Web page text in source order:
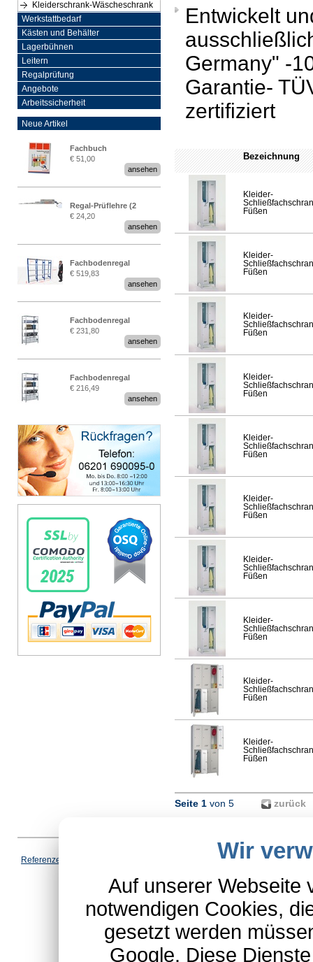
Kleiderschrank-Wäscheschrank
Werkstattbedarf
Kästen und Behälter
Lagerbühnen
Leitern
Regalprüfung
Angebote
Arbeitssicherheit
Neue Artikel
Fachbuch
„Regalprüfung nach DIN
€ 51,00
ansehen
Regal-Prüflehre (2
Stück)
€ 24,20
ansehen
Fachbodenregal
Stecksystem MultiPlus
2,25 Meter breit
€ 519,83
ansehen
Fachbodenregal
Stecksystem MultiPlus
€ 231,80
ansehen
Fachbodenregal
Stecksystem MultiPlus
€ 216,49
ansehen
Entwickelt
Germany" -
Garantie-
zertifiziert
Bezeichnung
Kleider-
Füßen
Kleider-
Füßen
Kleider-
Füßen
Kleider-
Füßen
Kleider-
Füßen
Kleider-
Füßen
Kleider-
Füßen
Kleider-
Füßen
Kleider-
Füßen
Kleider-
Füßen
Seite 1 von 5 zurück
Referenzen Cookies | Vertrag
*Schulte-Hauptkatalog,
Wir
Auf unserer Webseite
notwendigen Cookies,
gesetzt werden
Google. Diese